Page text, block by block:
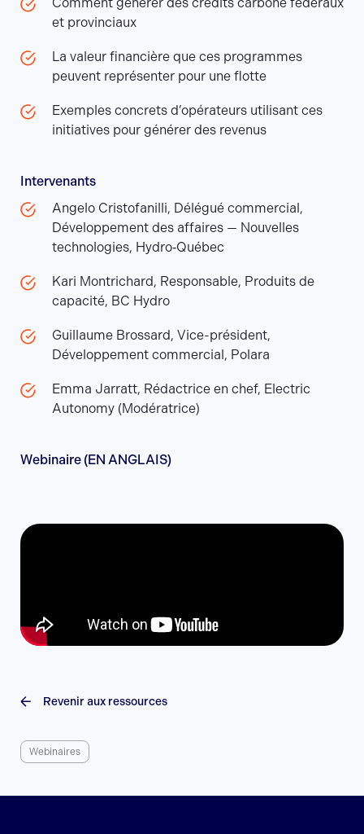
Comment générer des crédits carbone fédéraux
et provinciaux
La valeur financière que ces programmes
peuvent représenter pour une flotte
Exemples concrets d’opérateurs utilisant ces
initiatives pour générer des revenus
Intervenants
Angelo Cristofanilli, Délégué commercial,
Développement des affaires — Nouvelles
technologies, Hydro‑Québec
Kari Montrichard, Responsable, Produits de
capacité, BC Hydro
Guillaume Brossard, Vice-président,
Développement commercial, Polara
Emma Jarratt, Rédactrice en chef, Electric
Autonomy (Modératrice)
Webinaire (EN ANGLAIS)
Revenir aux ressources
Webinaires